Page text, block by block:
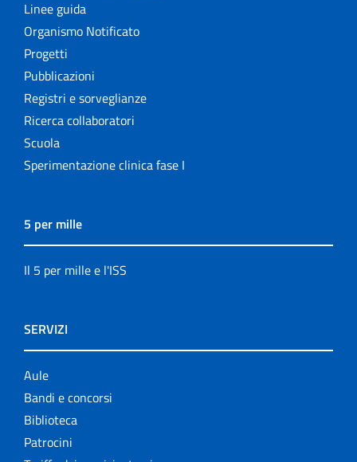
Linee guida
Organismo Notificato
Progetti
Pubblicazioni
Registri e sorveglianze
Ricerca collaboratori
Scuola
Sperimentazione clinica fase I
5 per mille
Il 5 per mille e l'ISS
SERVIZI
Aule
Bandi e concorsi
Biblioteca
Patrocini